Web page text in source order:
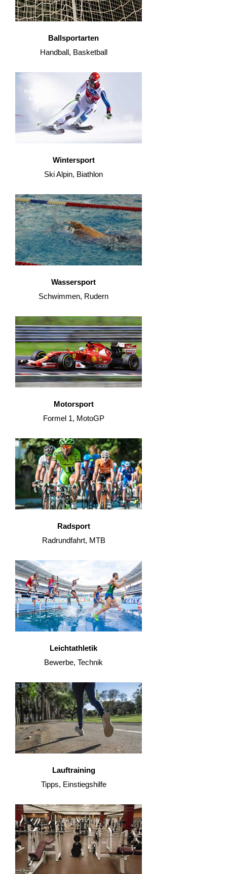
Ballsportarten
Handball, Basketball
Wintersport
Ski Alpin, Biathlon
Wassersport
Schwimmen, Rudern
Motorsport
Formel 1, MotoGP
Radsport
Radrundfahrt, MTB
Leichtathletik
Bewerbe, Technik
Lauftraining
Tipps, Einstiegshilfe